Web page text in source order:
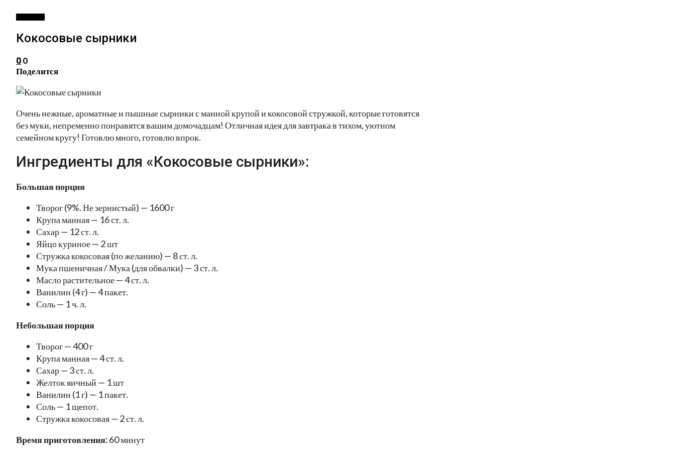
Кокосовые сырники
0 0
Поделится
Очень нежные, ароматные и пышные сырники с манной крупой и кокосовой стружкой, которые готовятся
без муки, непременно понравятся вашим домочадцам! Отличная идея для завтрака в тихом, уютном
семейном кругу! Готовлю много, готовлю впрок.
Ингредиенты для «Кокосовые сырники»:
Большая порция
Творог (9%. Не зернистый) — 1600 г
Крупа манная — 16 ст. л.
Сахар — 12 ст. л.
Яйцо куриное — 2 шт
Стружка кокосовая (по желанию) — 8 ст. л.
Мука пшеничная / Мука (для обвалки) — 3 ст. л.
Масло растительное — 4 ст. л.
Ванилин (4 г) — 4 пакет.
Соль — 1 ч. л.
Небольшая порция
Творог — 400 г
Крупа манная — 4 ст. л.
Сахар — 3 ст. л.
Желток яичный — 1 шт
Ванилин (1 г) — 1 пакет.
Соль — 1 щепот.
Стружка кокосовая — 2 ст. л.
Время приготовления:60 минут